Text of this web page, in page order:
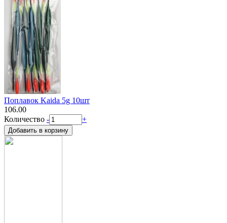
Поплавок Kaida 5g 10шт
106.00
Количество - +